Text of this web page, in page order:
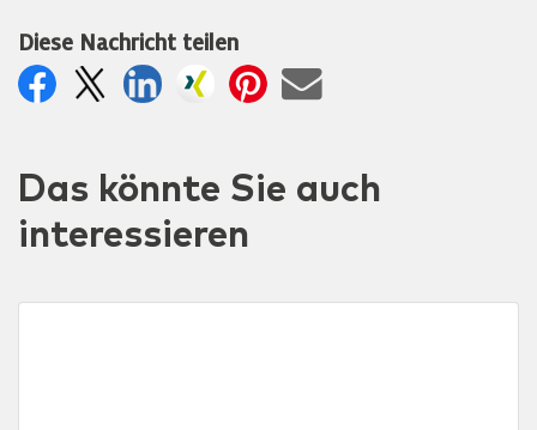
Diese Nachricht teilen
Das könnte Sie auch
interessieren